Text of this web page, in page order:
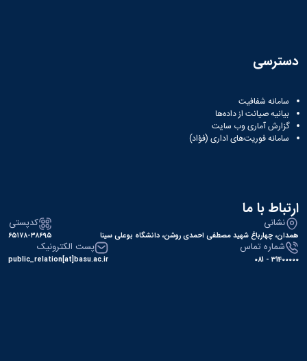
دسترسی
سامانه شفافیت
بیانیه صیانت از داده‌ها
گزارش آماری وب‌ سایت
سامانه فوریت‌های اداری (فؤاد)
ارتباط با ما
نشانی
همدان، چهارباغ شهید مصطفی احمدی روشن، دانشگاه بوعلی سینا
کدپستی
۶۵۱۷۸-۳۸۶۹۵
شماره تماس
31400000 - 081
پست الکترونیک
public_relation[at]basu.ac.ir